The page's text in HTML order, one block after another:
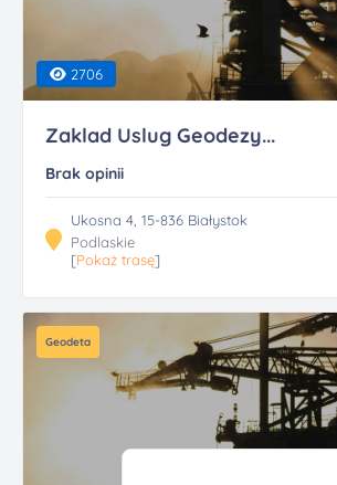
2706
Zaklad Uslug Geodezy...
Brak opinii
Ukosna 4, 15-836 Białystok
Podlaskie
[Pokaż trasę]
Geodeta